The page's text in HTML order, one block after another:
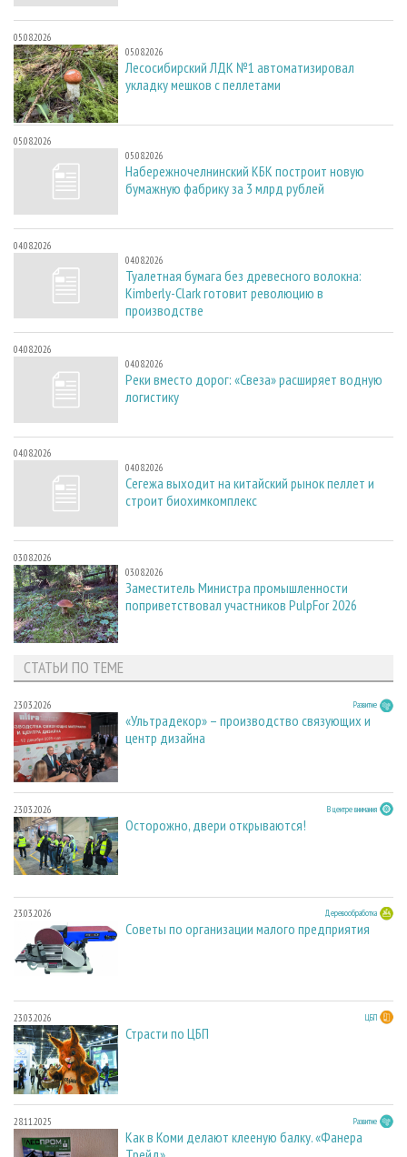
05.08.2026
05.08.2026
Лесосибирский ЛДК №1 автоматизировал
укладку мешков с пеллетами
05.08.2026
05.08.2026
Набережночелнинский КБК построит новую
бумажную фабрику за 3 млрд рублей
04.08.2026
04.08.2026
Туалетная бумага без древесного волокна:
Kimberly-Clark готовит революцию в
производстве
04.08.2026
04.08.2026
Реки вместо дорог: «Свеза» расширяет водную
логистику
04.08.2026
04.08.2026
Сегежа выходит на китайский рынок пеллет и
строит биохимкомплекс
03.08.2026
03.08.2026
Заместитель Министра промышленности
поприветствовал участников PulpFor 2026
СТАТЬИ ПО ТЕМЕ
23.03.2026 Развитие
«Ультрадекор» – производство связующих и
центр дизайна
23.03.2026 В центре внимания
Осторожно, двери открываются!
23.03.2026 Деревообработка
Советы по организации малого предприятия
23.03.2026 ЦБП
Страсти по ЦБП
28.11.2025 Развитие
Как в Коми делают клееную балку. «Фанера